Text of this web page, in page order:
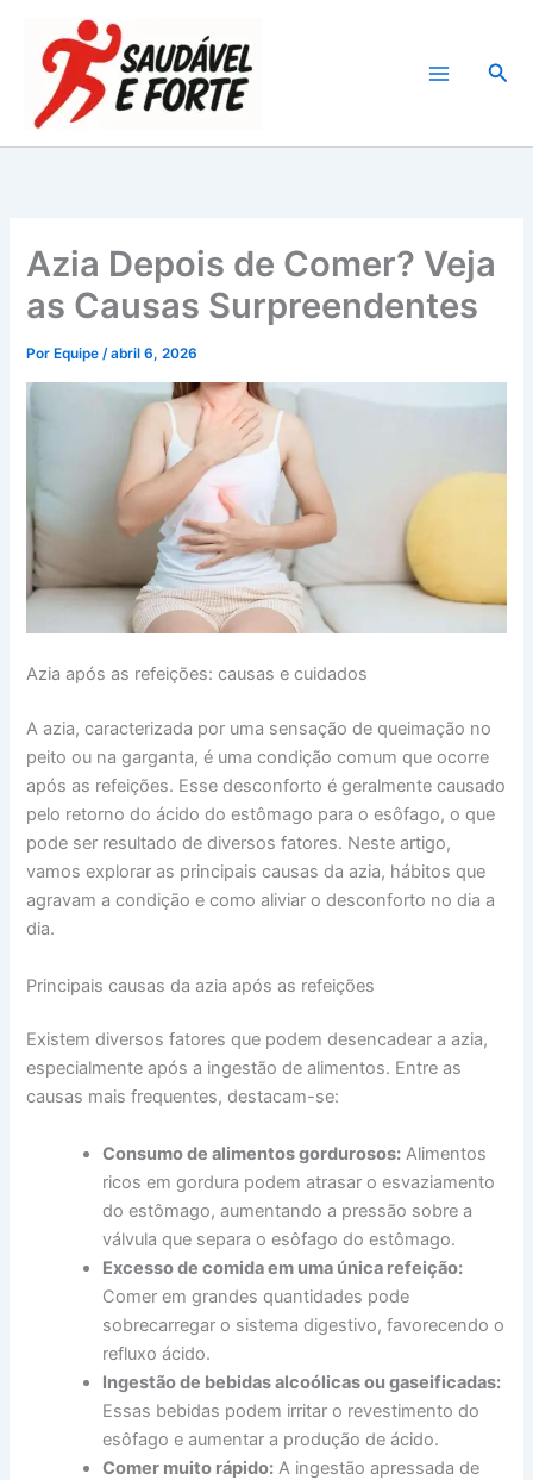
conteúdo
Azia Depois de Comer? Veja
as Causas Surpreendentes
Por Equipe/abril 6, 2026
Azia após as refeições: causas e cuidados
A azia, caracterizada por uma sensação de queimação no
peito ou na garganta, é uma condição comum que ocorre
após as refeições. Esse desconforto é geralmente causado
pelo retorno do ácido do estômago para o esôfago, o que
pode ser resultado de diversos fatores. Neste artigo,
vamos explorar as principais causas da azia, hábitos que
agravam a condição e como aliviar o desconforto no dia a
dia.
Principais causas da azia após as refeições
Existem diversos fatores que podem desencadear a azia,
especialmente após a ingestão de alimentos. Entre as
causas mais frequentes, destacam-se:
Consumo de alimentos gordurosos: Alimentos
ricos em gordura podem atrasar o esvaziamento
do estômago, aumentando a pressão sobre a
válvula que separa o esôfago do estômago.
Excesso de comida em uma única refeição:
Comer em grandes quantidades pode
sobrecarregar o sistema digestivo, favorecendo o
refluxo ácido.
Ingestão de bebidas alcoólicas ou gaseificadas:
Essas bebidas podem irritar o revestimento do
esôfago e aumentar a produção de ácido.
Comer muito rápido: A ingestão apressada de